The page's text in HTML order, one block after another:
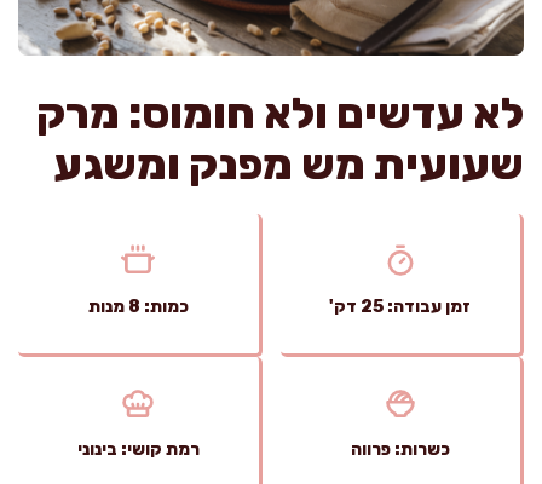
לא עדשים ולא חומוס: מרק
שעועית מש מפנק ומשגע
זמן עבודה: 25 דק' כמות: 8 מנות
כשרות: פרווה רמת קושי: בינוני